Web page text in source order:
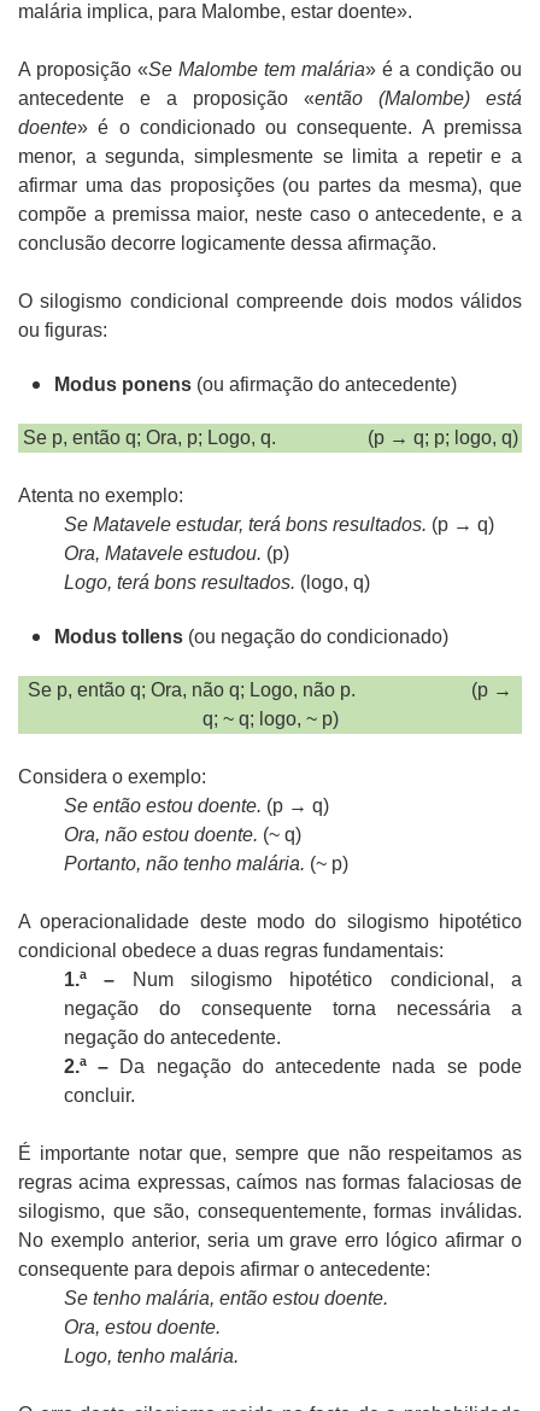
malária implica, para Malombe, estar doente».
A proposição «Se Malombe tem malária» é a condição ou
antecedente e a proposição «então (Malombe) está
doente» é o condicionado ou consequente. A premissa
menor, a segunda, simplesmente se limita a repetir e a
afirmar uma das proposições (ou partes da mesma), que
compõe a premissa maior, neste caso o antecedente, e a
conclusão decorre logicamente dessa afirmação.
O silogismo condicional compreende dois modos válidos
ou figuras:
Modus ponens (ou afirmação do antecedente)
Se p, então q; Ora, p; Logo, q. (p → q; p; logo, q)
Atenta no exemplo:
Se Matavele estudar, terá bons resultados. (p → q)
Ora, Matavele estudou. (p)
Logo, terá bons resultados. (logo, q)
Modus tollens (ou negação do condicionado)
Se p, então q; Ora, não q; Logo, não p.
(p →
q; ~ q; logo, ~ p)
Considera o exemplo:
Se então estou doente. (p → q)
Ora, não estou doente. (~ q)
Portanto, não tenho malária. (~ p)
A operacionalidade deste modo do silogismo hipotético
condicional obedece a duas regras fundamentais:
1.ª –
Num silogismo hipotético condicional, a
negação do consequente torna necessária a
negação do antecedente.
2.ª – Da negação do antecedente nada se pode
concluir.
É importante notar que, sempre que não respeitamos as
regras acima expressas, caímos nas formas falaciosas de
silogismo, que são, consequentemente, formas inválidas.
No exemplo anterior, seria um grave erro lógico afirmar o
consequente para depois afirmar o antecedente:
Se tenho malária, então estou doente.
Ora, estou doente.
Logo, tenho malária.